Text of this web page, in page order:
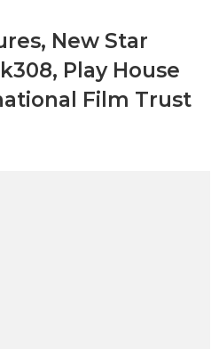
, New Star
, Play House
Film Trust